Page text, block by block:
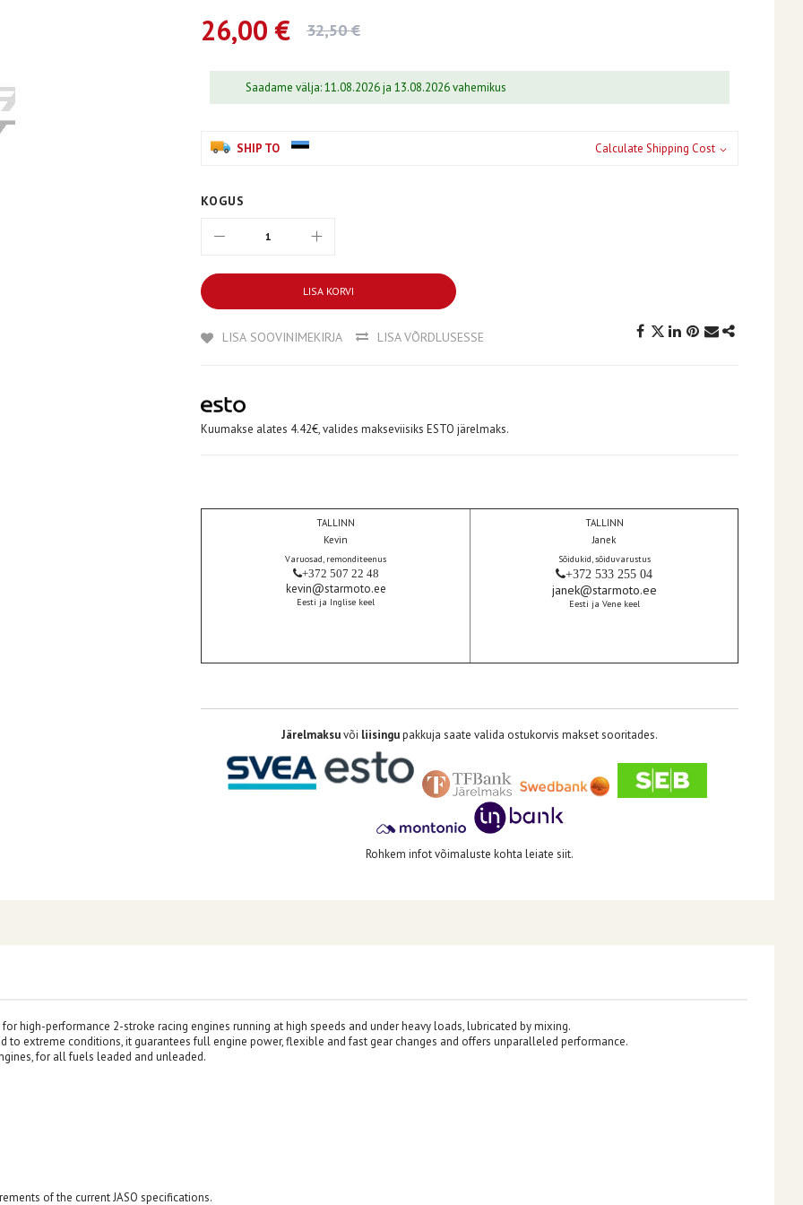
26,00 € 32,50 €
Saadame välja: 11.08.2026 ja 13.08.2026 vahemikus
SHIP TO Calculate Shipping Cost
KOGUS
LISA KORVI
LISA SOOVINIMEKIRJA LISA VÕRDLUSESSE
Kuumakse alates 4.42€, valides makseviisiks ESTO järelmaks.
TALLINN
Kevin
Varuosad, remonditeenus
+372 507 22 48
kevin@starmoto.ee
Eesti ja Inglise keel
TALLINN
Janek
Sõidukid, sõiduvarustus
+372 533 255 04
janek@starmoto.ee
Eesti ja Vene keel
Järelmaksuvõi liisingupakkuja saate valida ostukorvis makset sooritades.
Rohkem infot võimaluste kohta leiate siit.
high-performance 2-stroke racing engines running at high speeds and under heavy loads, lubricated by mixing.
extreme conditions, it guarantees full engine power, flexible and fast gear changes and offers unparalleled performance.
for all fuels leaded and unleaded.
of the current JASO specifications.